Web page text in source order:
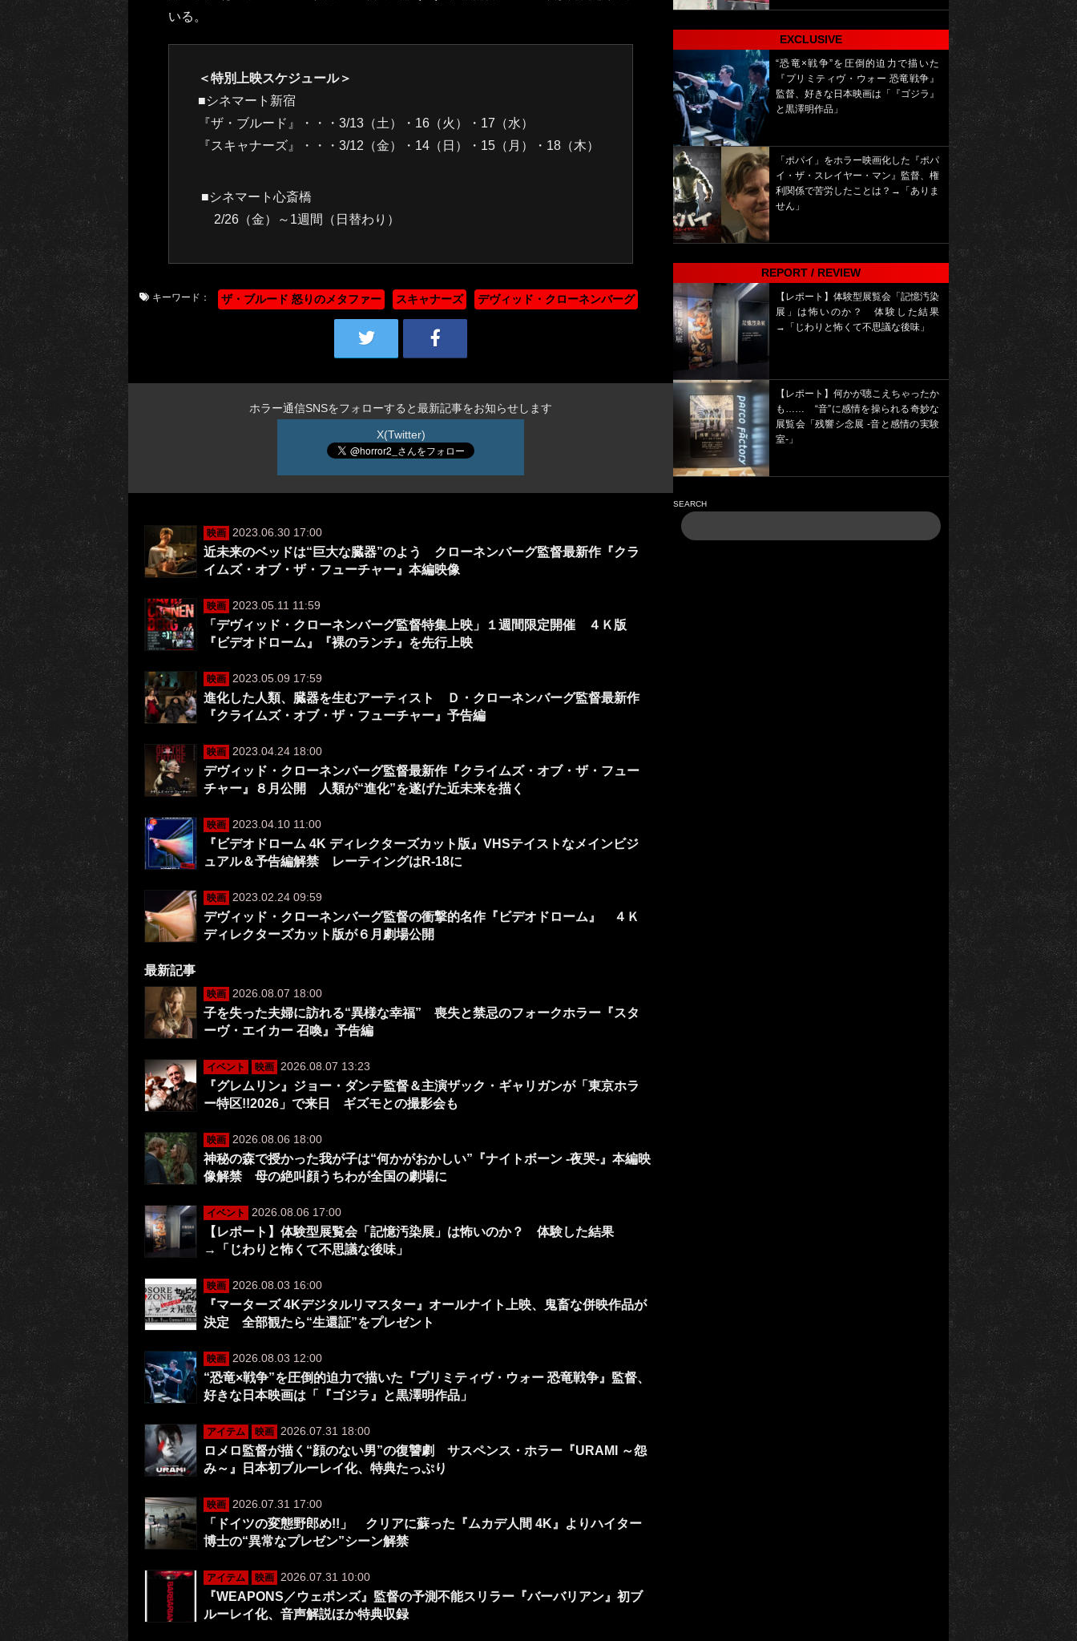
いる。
＜特別上映スケジュール＞
■シネマート新宿
『ザ・ブルード』・・・3/13（土）・16（火）・17（水）
『スキャナーズ』・・・3/12（金）・14（日）・15（月）・18（木）
■シネマート心斎橋
2/26（金）～1週間（日替わり）
キーワード： ザ・ブルード 怒りのメタファー スキャナーズ デヴィッド・クローネンバーグ
ホラー通信SNSをフォローすると最新記事をお知らせします
X(Twitter)
映画 2023.06.30 17:00
近未来のベッドは“巨大な臓器”のよう クローネンバーグ監督最新作『クラ
イムズ・オブ・ザ・フューチャー』本編映像
映画 2023.05.11 11:59
「デヴィッド・クローネンバーグ監督特集上映」１週間限定開催 ４Ｋ版
『ビデオドローム』『裸のランチ』を先行上映
映画 2023.05.09 17:59
進化した人類、臓器を生むアーティスト Ｄ・クローネンバーグ監督最新作
『クライムズ・オブ・ザ・フューチャー』予告編
映画 2023.04.24 18:00
デヴィッド・クローネンバーグ監督最新作『クライムズ・オブ・ザ・フュー
チャー』８月公開 人類が“進化”を遂げた近未来を描く
映画 2023.04.10 11:00
『ビデオドローム 4K ディレクターズカット版』VHSテイストなメインビジ
ュアル＆予告編解禁 レーティングはR-18に
映画 2023.02.24 09:59
デヴィッド・クローネンバーグ監督の衝撃的名作『ビデオドローム』 ４Ｋ
ディレクターズカット版が６月劇場公開
最新記事
映画 2026.08.07 18:00
子を失った夫婦に訪れる“異様な幸福” 喪失と禁忌のフォークホラー『スタ
ーヴ・エイカー 召喚』予告編
イベント 映画 2026.08.07 13:23
『グレムリン』ジョー・ダンテ監督＆主演ザック・ギャリガンが「東京ホラ
ー特区!!2026」で来日 ギズモとの撮影会も
映画 2026.08.06 18:00
神秘の森で授かった我が子は“何かがおかしい”『ナイトボーン -夜哭-』本編映
像解禁 母の絶叫顔うちわが全国の劇場に
イベント 2026.08.06 17:00
【レポート】体験型展覧会「記憶汚染展」は怖いのか？ 体験した結果
→「じわりと怖くて不思議な後味」
映画 2026.08.03 16:00
『マーターズ 4Kデジタルリマスター』オールナイト上映、鬼畜な併映作品が
決定 全部観たら“生還証”をプレゼント
映画 2026.08.03 12:00
“恐竜×戦争”を圧倒的迫力で描いた『プリミティヴ・ウォー 恐竜戦争』監督、
好きな日本映画は「『ゴジラ』と黒澤明作品」
アイテム 映画 2026.07.31 18:00
ロメロ監督が描く“顔のない男”の復讐劇 サスペンス・ホラー『URAMI ～怨
み～』日本初ブルーレイ化、特典たっぷり
映画 2026.07.31 17:00
「ドイツの変態野郎め!!」 クリアに蘇った『ムカデ人間 4K』よりハイター
博士の“異常なプレゼン”シーン解禁
アイテム 映画 2026.07.31 10:00
『WEAPONS／ウェポンズ』監督の予測不能スリラー『バーバリアン』初ブ
ルーレイ化、音声解説ほか特典収録
EXCLUSIVE
“恐竜×戦争”を圧倒的迫力で描いた
『プリミティヴ・ウォー 恐竜戦争』
監督、好きな日本映画は「『ゴジラ』
と黒澤明作品」
「ポパイ」をホラー映画化した『ポパ
イ・ザ・スレイヤー・マン』監督、権
利関係で苦労したことは？→「ありま
せん」
REPORT / REVIEW
【レポート】体験型展覧会「記憶汚染
展」は怖いのか？ 体験した結果
→「じわりと怖くて不思議な後味」
【レポート】何かが聴こえちゃったか
も…… “音”に感情を操られる奇妙な
展覧会「残響シ念展 -⾳と感情の実験
室-」
SEARCH